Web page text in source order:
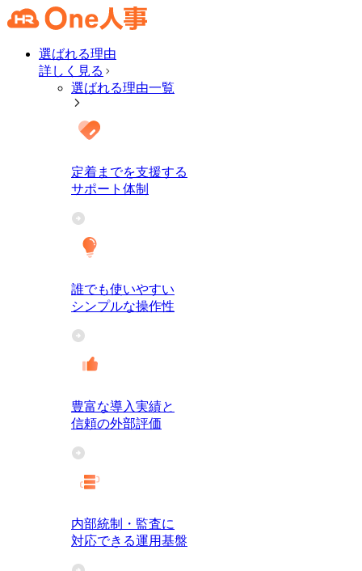
選ばれる理由
詳しく見る
選ばれる理由一覧
定着までを支援する
サポート体制
誰でも使いやすい
シンプルな操作性
豊富な導入実績と
信頼の外部評価
内部統制・監査に
対応できる運用基盤